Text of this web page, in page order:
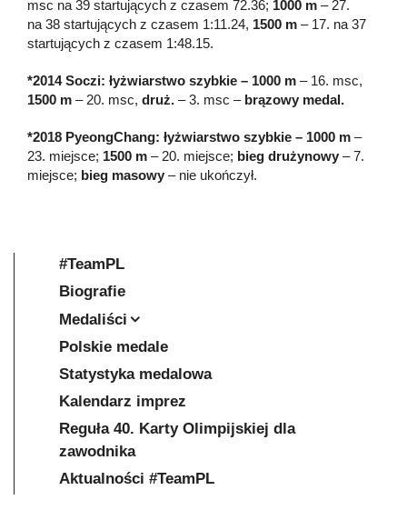
msc na 39 startujących z czasem 72.36; 1000 m – 27.
na 38 startujących z czasem 1:11.24, 1500 m – 17. na 37
startujących z czasem 1:48.15.
*2014 Soczi: łyżwiarstwo szybkie – 1000 m – 16. msc,
1500 m – 20. msc, druż. – 3. msc – brązowy medal.
*2018 PyeongChang: łyżwiarstwo szybkie – 1000 m –
23. miejsce; 1500 m – 20. miejsce; bieg drużynowy – 7.
miejsce; bieg masowy – nie ukończył.
#TeamPL
Biografie
Medaliści
Polskie medale
Statystyka medalowa
Kalendarz imprez
Reguła 40. Karty Olimpijskiej dla
zawodnika
Aktualności #TeamPL